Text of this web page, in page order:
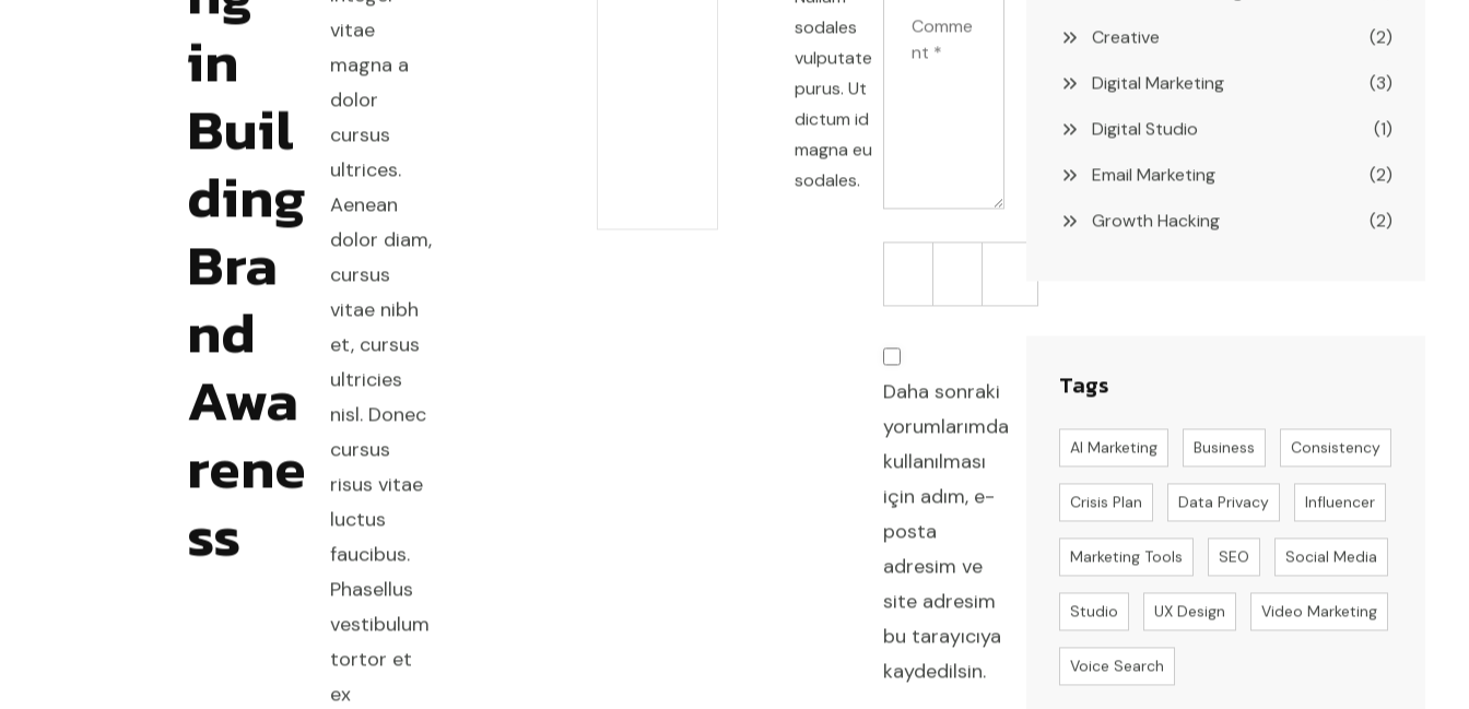
in
Buil
ding
Bra
nd
Awa
rene
ss
vitae
magna a
dolor
cursus
ultrices.
Aenean
dolor diam,
cursus
vitae nibh
et, cursus
ultricies
nisl. Donec
cursus
risus vitae
luctus
faucibus.
Phasellus
vestibulum
tortor et
ex
sodales
vulputate
purus. Ut
dictum id
magna eu
sodales.
Daha sonraki
yorumlarımda
kullanılması
için adım, e-
posta
adresim ve
site adresim
bu tarayıcıya
kaydedilsin.
Creative
(2)
Digital Marketing
(3)
Digital Studio
(1)
Email Marketing
(2)
Growth Hacking
(2)
Tags
AI Marketing Business Consistency
Crisis Plan Data Privacy Influencer
Marketing Tools SEO Social Media
Studio UX Design Video Marketing
Voice Search